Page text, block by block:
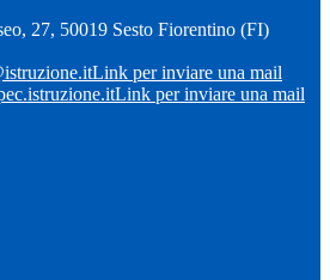
27, 50019 Sesto Fiorentino (FI)
Link per inviare una mail
Link per inviare una mail